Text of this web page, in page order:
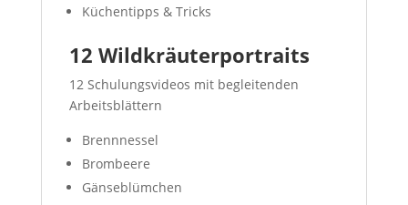
Küchentipps & Tricks
12 Wildkräuterportraits
12 Schulungsvideos mit begleitenden
Arbeitsblättern
Brennnessel
Brombeere
Gänseblümchen